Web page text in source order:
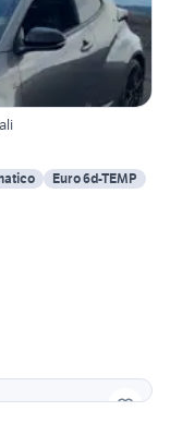
Euro 6d-TEMP